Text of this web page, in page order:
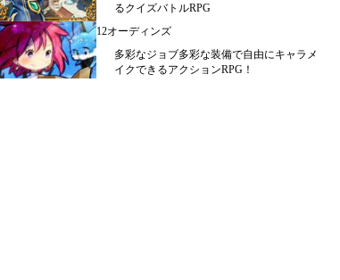
るクイズバトルRPG
12オーディンズ
多彩なジョブ多彩な装備で自由にキャラメ
イクできるアクションRPG！